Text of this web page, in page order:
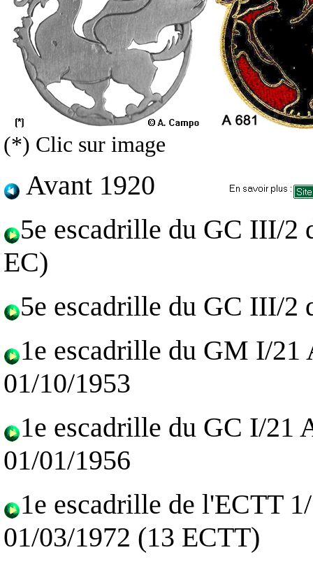
(*) Clic sur image
Avant 1920
5e escadrille du GC III/2
EC)
5e escadrille du GC III/2
1e escadrille du GM I/21
01/10/1953
1e escadrille du GC I/21
01/01/1956
1e escadrille de l'ECTT
01/03/1972 (13 ECTT)